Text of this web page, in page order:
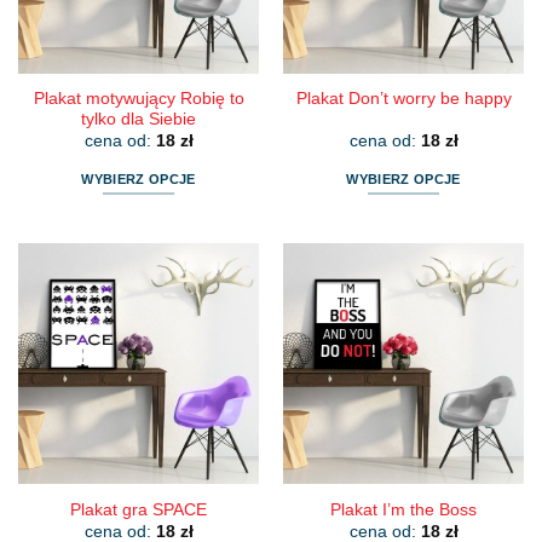
Plakat motywujący Robię to
tylko dla Siebie
cena od: 18 zł
WYBIERZ OPCJE
wiele
wariantów.
Opcje
można
wybrać
na
stronie
produktu
Plakat Don’t worry be happy
cena od: 18 zł
WYBIERZ OPCJE
wiele
wariantów.
Opcje
można
wybrać
na
stronie
produktu
Plakat gra SPACE
cena od: 18 zł
Plakat I’m the Boss
cena od: 18 zł